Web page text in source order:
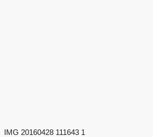
IMG 20160428 111643 1